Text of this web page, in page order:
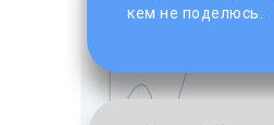
кем не поделюсь.